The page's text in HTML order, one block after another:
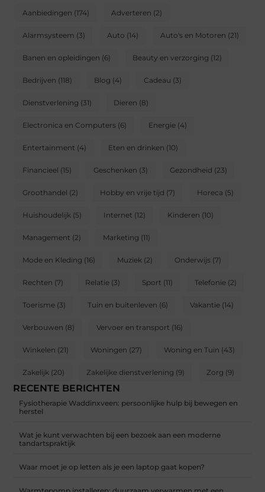
Aanbiedingen (174) Adverteren (2)
Alarmsysteem (3) Auto (14) Auto's en Motoren (21)
Banen en opleidingen (6) Beauty en verzorging (12)
Bedrijven (118) Blog (4) Cadeau (3)
Dienstverlening (31) Dieren (8)
Electronica en Computers (6) Energie (4)
Entertainment (4) Eten en drinken (10)
Financieel (15) Geschenken (3) Gezondheid (23)
Groothandel (2) Hobby en vrije tijd (7) Horeca (5)
Huishoudelijk (5) Internet (12) Kinderen (10)
Management (2) Marketing (11)
Mode en Kleding (16) Muziek (2) Onderwijs (7)
Rechten (7) Relatie (3) Sport (11) Telefonie (2)
Toerisme (3) Tuin en buitenleven (6) Vakantie (14)
Verbouwen (8) Vervoer en transport (16)
Winkelen (21) Woningen (27) Woning en Tuin (43)
Zakelijk (20) Zakelijke dienstverlening (9) Zorg (9)
RECENTE BERICHTEN
Fysiotherapie Waddinxveen: persoonlijke hulp bij bewegen en
herstel
Wat je kunt verwachten bij een bezoek aan een moderne
tandartspraktijk
Waar moet je op letten als je een laptop gaat kopen?